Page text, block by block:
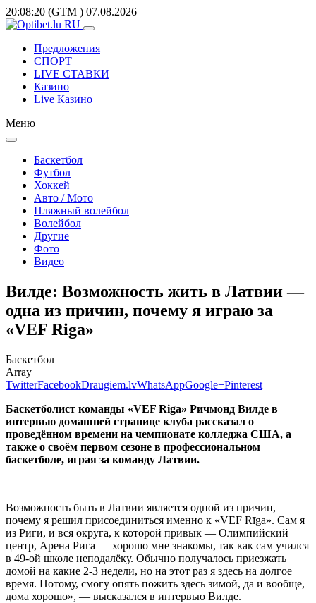
20:08:20 (GTM ) 07.08.2026
Предложения
СПОРТ
LIVE СТАВКИ
Казино
Live Казино
Меню
Баскетбол
Футбол
Хоккей
Авто / Мото
Пляжный волейбол
Волейбол
Другие
Фото
Видео
Вилде: Возможность жить в Латвии —
одна из причин, почему я играю за
«VEF Riga»
Баскетбол
Array
TwitterFacebookDraugiem.lvWhatsAppGoogle+Pinterest
Баскетболист команды «VEF Riga» Ричмонд Вилде в
интервью домашней странице клуба рассказал о
проведённом времени на чемпионате колледжа США, а
также о своём первом сезоне в профессиональном
баскетболе, играя за команду Латвии.
Возможность быть в Латвии является одной из причин,
почему я решил присоединиться именно к «VEF Rīga». Сам я
из Риги, и вся округа, к которой привык — Олимпийский
центр, Арена Рига — хорошо мне знакомы, так как сам учился
в 49-ой школе неподалёку. Обычно получалось приезжать
домой на какие 2-3 недели, но на этот раз я здесь на долгое
время. Потому, смогу опять пожить здесь зимой, да и вообще,
дома хорошо», — высказался в интервью Вилде.